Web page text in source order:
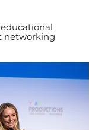
networking